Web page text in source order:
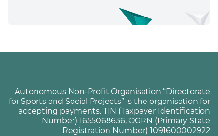
Autonomous Non-Profit Organisation “Directorate
for Sports and Social Projects” is the organisation for
accepting payments. TIN (Taxpayer Identification
Number) 1655068636, OGRN (Primary State
Registration Number) 1091600002922